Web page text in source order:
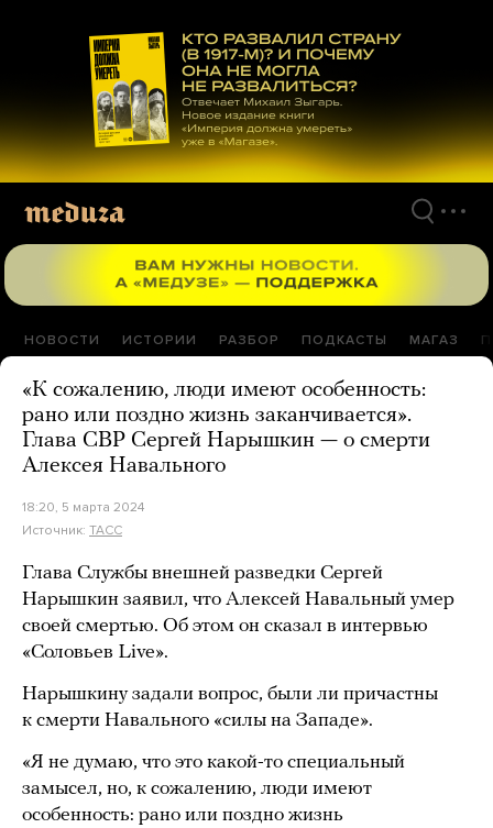
материалам
НОВОСТИ ИСТОРИИ РАЗБОР ПОДКАСТЫ МАГАЗ
«К сожалению, люди имеют особенность:
рано или поздно жизнь заканчивается».
Глава СВР Сергей Нарышкин — о смерти
Алексея Навального
18:20, 5 марта 2024
Источник: ТАСС
Глава Службы внешней разведки Сергей
Нарышкин заявил, что Алексей Навальный умер
своей смертью. Об этом он сказал в интервью
«Соловьев Live».
Нарышкину задали вопрос, были ли причастны
к смерти Навального «силы на Западе».
«Я не думаю, что это какой-то специальный
замысел, но, к сожалению, люди имеют
особенность: рано или поздно жизнь